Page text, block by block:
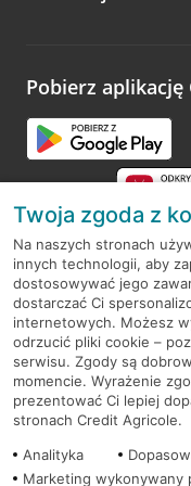
opinie.
Pobierz aplikację
RODO
Regulamin serwisu
Mapa serwisu
PolitykaCookies
Twoja zgoda z
Na naszych stronach
innych technologii, aby
dostosowywać jego
dostarczać Ci
internetowych. Możesz
odrzucić pliki cookie –
serwisu. Zgody są
momencie. Wyrażenie
prezentować Ci lepiej
stronach Credit Agricole.
Analityka
Marketing wykonywany